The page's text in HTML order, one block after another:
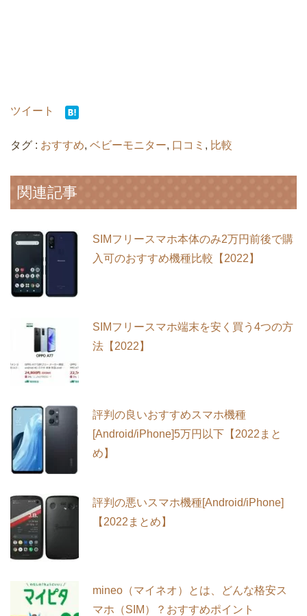
ツイート
タグ : おすすめ, ベビーモニター, 口コミ , 比較
関連記事
SIMフリースマホ本体のみ2万円前後で購
入可のおすすめ機種比較【2022】
SIMフリースマホ端末を安く買う4つの方
法【2022】
評判の良いおすすめスマホ機種
[Android/iPhone]5万円以下【2022まと
め】
評判の悪いスマホ機種[Android/iPhone]
【2022まとめ】
mineo（マイネオ）とは、どんな格安ス
マホ（SIM）？おすすめポイント